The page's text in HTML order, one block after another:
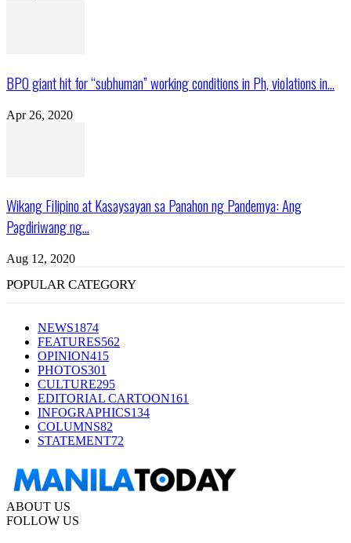
BPO giant hit for “subhuman” working conditions in Ph, violations in...
Apr 26, 2020
Wikang Filipino at Kasaysayan sa Panahon ng Pandemya: Ang
Pagdiriwang ng...
Aug 12, 2020
POPULAR CATEGORY
NEWS1874
FEATURES562
OPINION415
PHOTOS301
CULTURE295
EDITORIAL CARTOON161
INFOGRAPHICS134
COLUMNS82
STATEMENT72
ABOUT US
FOLLOW US